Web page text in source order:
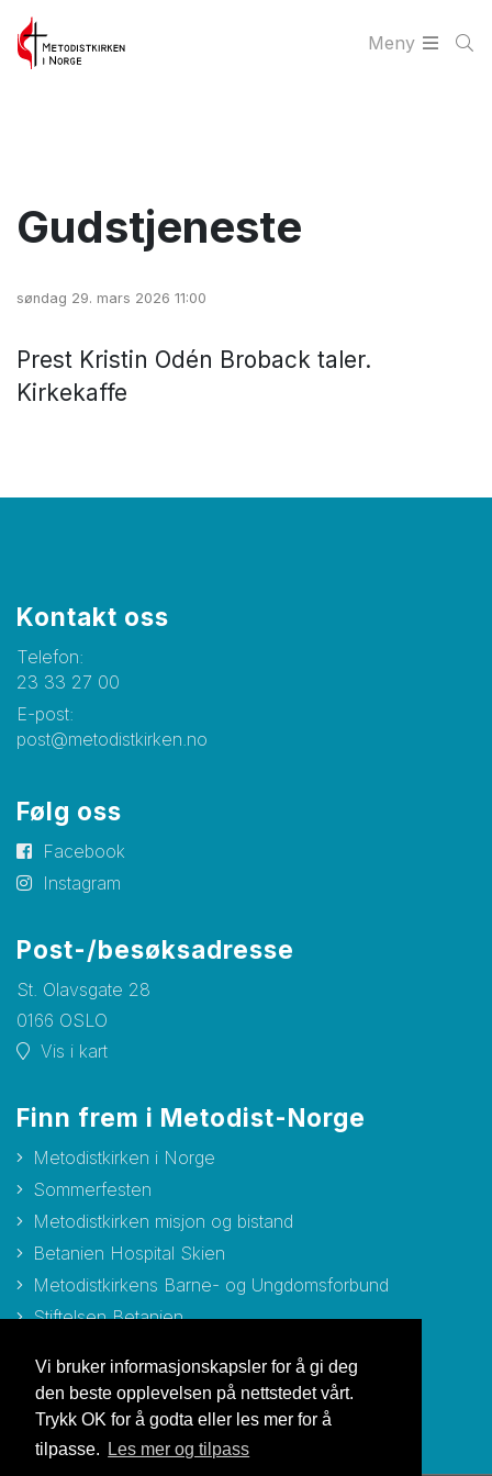
Vi bruker informasjonskapsler for å gi deg
den beste opplevelsen på nettstedet vårt.
Trykk OK for å godta eller les mer for å
tilpasse.
Les mer og tilpass
Meny
Gudstjeneste
søndag 29. mars 2026 11:00
Prest Kristin Odén Broback taler.
Kirkekaffe
Kontakt oss
Telefon:
23 33 27 00
E-post:
post@metodistkirken.no
Følg oss
Facebook
Instagram
Post-/besøksadresse
St. Olavsgate 28
0166 OSLO
Vis i kart
Finn frem i Metodist-Norge
Metodistkirken i Norge
Sommerfesten
Metodistkirken misjon og bistand
Betanien Hospital Skien
Metodistkirkens Barne- og Ungdomsforbund
Stiftelsen Betanien